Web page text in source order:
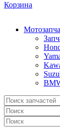
Корзина